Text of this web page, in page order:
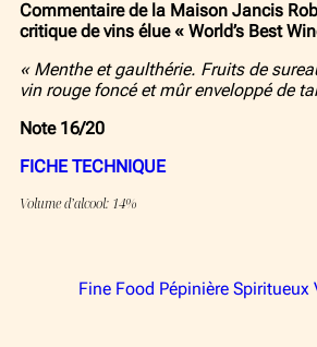
Événements
Publiques
Contact
Commentaire de la Maison Jancis
critique de vins élue « World’s Best
« Menthe et gaulthérie. Fruits de
vin rouge foncé et mûr enveloppé de
Note 16/20
FICHE TECHNIQUE
Volume d’alcool: 14%
Fine Food Pépinière Spiritueux